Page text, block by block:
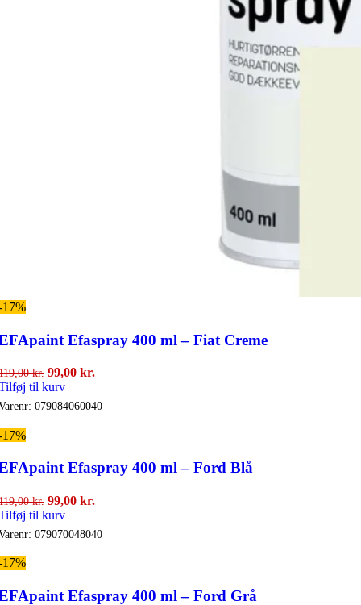
17%
Efaspray 400 ml – Fiat Creme
kr. Den
oprindelige
pris
99,00 kr.
pris
til kurv
079084060040
17%
Efaspray 400 ml – Ford Blå
kr. Den
oprindelige
pris
99,00 kr.
pris
til kurv
079070048040
17%
Efaspray 400 ml – Ford Grå